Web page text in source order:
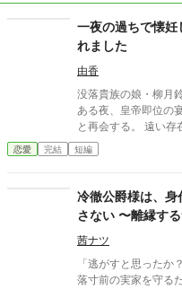
一夜の過ちで懐妊
れました
由香
没落貴族の娘・柳月
ある夜、皇帝即位の
と再会する。 遠い存在になったはずの彼。 けれど、その夜をきっ
かけに月鈴の運命は大きく動き出す
なぜか彼女だけには
恋愛 完結 短編
冷徹公爵様は、身
さない 〜離縁す
かれています〜
茜ナツ
「逃がすと思ったか
落寸前の実家を守る